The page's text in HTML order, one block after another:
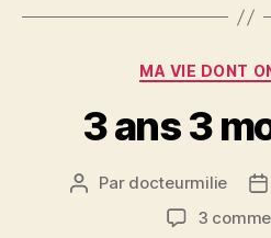
MA VIE DONT
3 ans 3
Auteur
Par docteurmilie
3